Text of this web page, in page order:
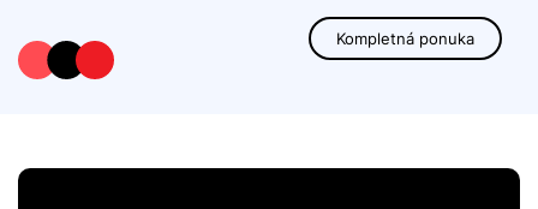
Kompletná ponuka